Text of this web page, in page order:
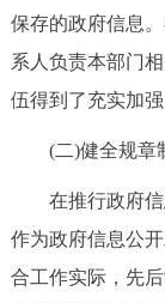
DEUTSCH
ITALIANO
保存的政府信息
系人负责本部门
伍得到了充实加强
(二)健全规章
在推行政府信
作为政府信息公
合工作实际，先